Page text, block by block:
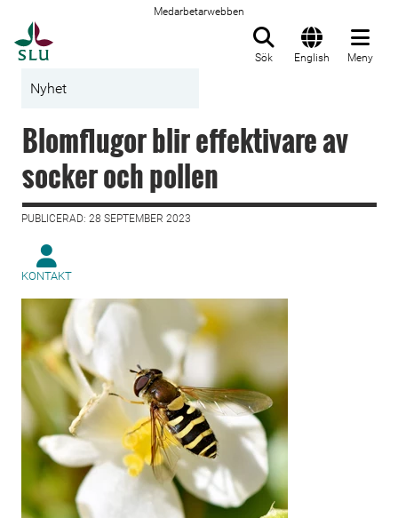
Medarbetarwebben
Sök English Meny
Nyhet
Blomflugor blir effektivare av
socker och pollen
PUBLICERAD: 28 SEPTEMBER 2023
KONTAKT